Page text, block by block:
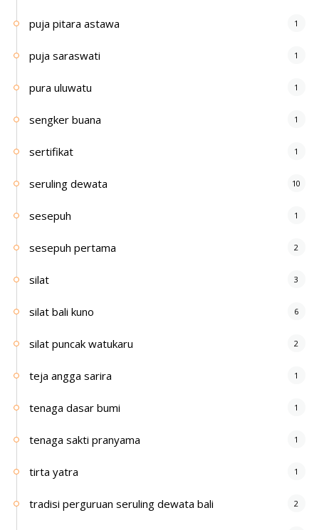
puja pitara astawa 1
puja saraswati 1
pura uluwatu 1
sengker buana 1
sertifikat 1
seruling dewata 10
sesepuh 1
sesepuh pertama 2
silat 3
silat bali kuno 6
silat puncak watukaru 2
teja angga sarira 1
tenaga dasar bumi 1
tenaga sakti pranyama 1
tirta yatra 1
tradisi perguruan seruling dewata bali 2